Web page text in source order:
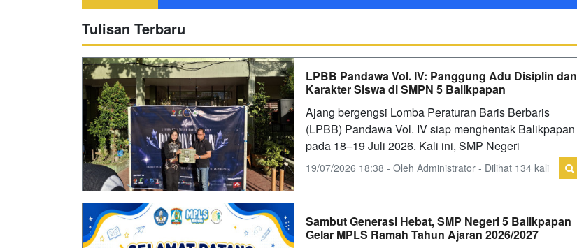
Tulisan Terbaru
LPBB Pandawa Vol. IV: Panggung Adu Disiplin dan
Karakter Siswa di SMPN 5 Balikpapan
‎Ajang bergengsi Lomba Peraturan Baris Berbaris
(LPBB) Pandawa Vol. IV siap menghentak Balikpapan
pada 18–19 Juli 2026. Kali ini, SMP Negeri
19/07/2026 18:38 - Oleh Administrator - Dilihat 134 kali
Sambut Generasi Hebat, SMP Negeri 5 Balikpapan
Gelar MPLS Ramah Tahun Ajaran 2026/2027